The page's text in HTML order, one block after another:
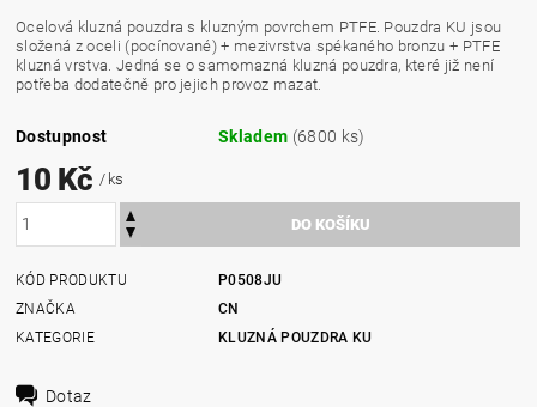
Ocelová kluzná pouzdra s kluzným povrchem PTFE. Pouzdra KU jsou
složená z oceli (pocínované) + mezivrstva spékaného bronzu + PTFE
kluzná vrstva. Jedná se o samomazná kluzná pouzdra, které již není
potřeba dodatečně pro jejich provoz mazat.
Dostupnost Skladem (6800 ks)
10 Kč/ ks
KÓD PRODUKTU
P0508JU
ZNAČKA
CN
KATEGORIE
KLUZNÁ POUZDRA KU
Dotaz